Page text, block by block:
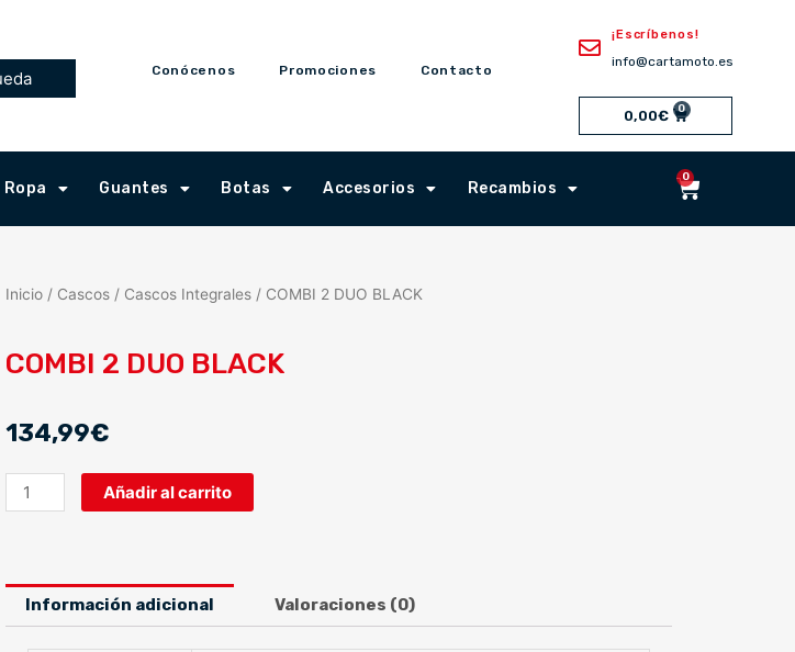
Conócenos Promociones Contacto
¡Escríbenos!
info@cartamoto.es
0,00€ 0Cart
Ropa Guantes Botas Accesorios Recambios
0
Inicio/ Cascos/ Cascos Integrales/ COMBI 2 DUO BLACK
COMBI 2 DUO BLACK
134,99€
COMBI
2
cantidad
Añadir al carrito
Información adicional Valoraciones (0)